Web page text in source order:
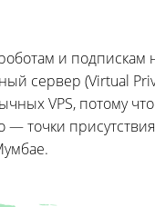
и подпискам
сервер (Virtual
VPS, потому
точки